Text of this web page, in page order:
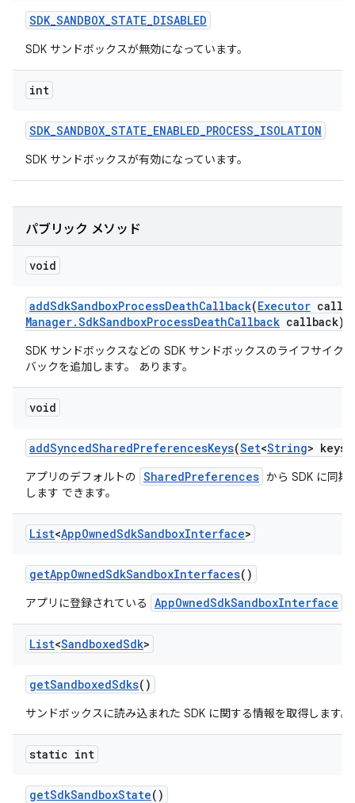
SDK_SANDBOX_STATE_DISABLED
SDK サンドボックスが無効になっています。
int
SDK_SANDBOX_STATE_ENABLED_PROCESS_ISOLATION
SDK サンドボックスが有効になっています。
パブリック メソッド
void
addSdkSandboxProcessDeathCallback(Executor
Manager.SdkSandboxProcessDeathCallback callback)
SDK サンドボックスなどの SDK サンドボックスのライフサイク
バックを追加します。 あります。
void
addSyncedSharedPreferencesKeys(Set<String> keys)
アプリのデフォルトの SharedPreferences から SDK に同期
します できます。
List<AppOwnedSdkSandboxInterface>
getAppOwnedSdkSandboxInterfaces()
アプリに登録されている AppOwnedSdkSandboxInterface
List<SandboxedSdk>
getSandboxedSdks()
サンドボックスに読み込まれた SDK に関する情報を取得します。
static int
getSdkSandboxState()